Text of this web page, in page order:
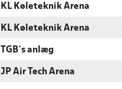
KL Køleteknik Arena
KL Køleteknik Arena
TGB´s anlæg
JP Air Tech Arena